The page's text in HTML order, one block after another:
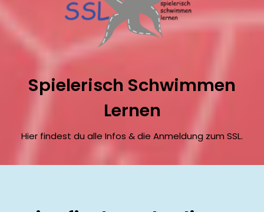
Spielerisch Schwimmen
Lernen
Hier findest du alle Infos & die Anmeldung zum SSL.